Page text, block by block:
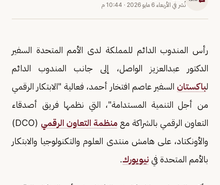
نُشر في الأربعاء 6 مايو 2026 · 10:44 م
رأس المندوب الدائم للمملكة لدى الأمم المتحدة السفير
الدكتور عبدالعزيز الواصل، إلى جانب المندوب الدائم
لباكستان السفير عاصم افتخار أحمد، فعالية "الابتكار الرقمي
من أجل التنمية المستدامة"، التي نظمها فريق أصدقاء
التعاون الرقمي بالشراكة مع منظمة التعاون الرقمي
(DCO)
والأونكتاد، على هامش منتدى العلوم والتكنولوجيا والابتكار
بالأمم المتحدة في نيويورك.